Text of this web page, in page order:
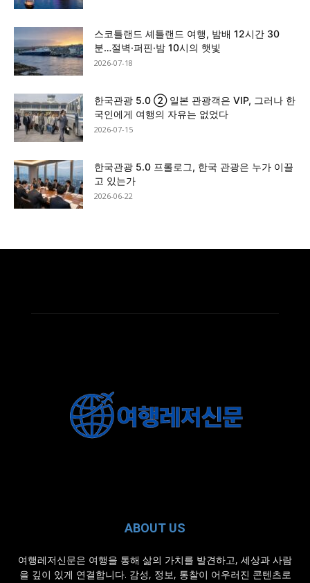
스코틀랜드 셰틀랜드 여행, 밤배 12시간 30
분…절벽·퍼핀·밤 10시의 햇빛
2026-07-18
한국관광 5.0 ② 일본 관광객은 VIP, 그러나 한
국인에게 여행의 자유는 없었다
2026-07-15
한국관광 5.0 프롤로그, 한국 관광은 누가 이끌
고 있는가
2026-06-22
ABOUT US
여행레저신문은 여행을 통해 삶의 가치를 발견하고, 세상과 사람
을 깊이 있게 연결합니다. 감성, 정보, 통찰이 어우러진 콘텐츠로